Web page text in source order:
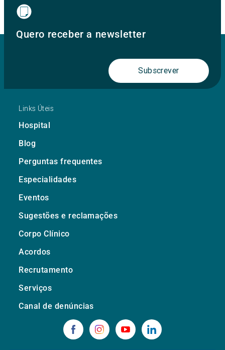
Quero receber a newsletter
Subscrever
Links Úteis
Hospital
Blog
Perguntas frequentes
Especialidades
Eventos
Sugestões e reclamações
Corpo Clínico
Acordos
Recrutamento
Serviços
Canal de denúncias